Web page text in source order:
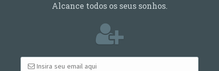
Alcance todos os seus sonhos.